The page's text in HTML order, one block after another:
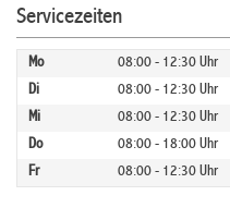
Servicezeiten
Mo
08:00 - 12:30 Uhr
Di
08:00 - 12:30 Uhr
Mi
08:00 - 12:30 Uhr
Do
08:00 - 18:00 Uhr
Fr
08:00 - 12:30 Uhr